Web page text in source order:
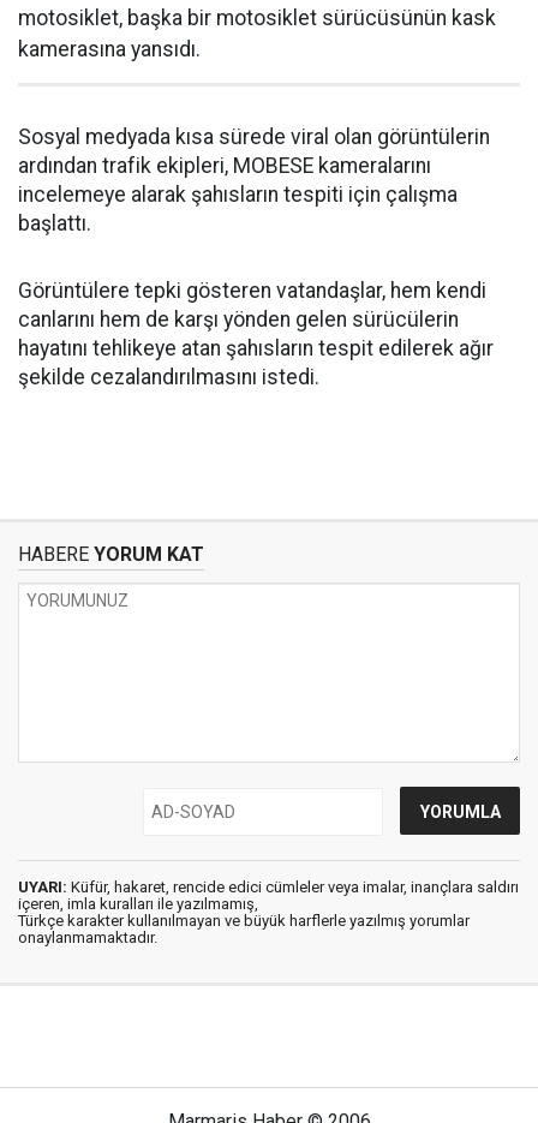
motosiklet, başka bir motosiklet sürücüsünün kask
kamerasına yansıdı.
Sosyal medyada kısa sürede viral olan görüntülerin
ardından trafik ekipleri, MOBESE kameralarını
incelemeye alarak şahısların tespiti için çalışma
başlattı.
Görüntülere tepki gösteren vatandaşlar, hem kendi
canlarını hem de karşı yönden gelen sürücülerin
hayatını tehlikeye atan şahısların tespit edilerek ağır
şekilde cezalandırılmasını istedi.
HABERE YORUM KAT
UYARI: Küfür, hakaret, rencide edici cümleler veya imalar, inançlara saldırı
içeren, imla kuralları ile yazılmamış,
Türkçe karakter kullanılmayan ve büyük harflerle yazılmış yorumlar
onaylanmamaktadır.